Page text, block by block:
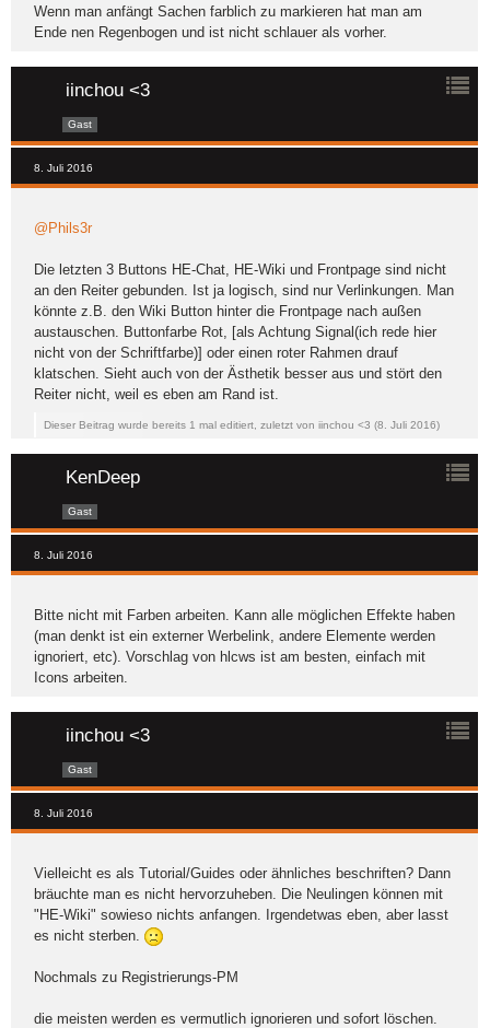
Wenn man anfängt Sachen farblich zu markieren hat man am
Ende nen Regenbogen und ist nicht schlauer als vorher.
iinchou <3
Gast
8. Juli 2016
@Phils3r
Die letzten 3 Buttons HE-Chat, HE-Wiki und Frontpage sind nicht
an den Reiter gebunden. Ist ja logisch, sind nur Verlinkungen. Man
könnte z.B. den Wiki Button hinter die Frontpage nach außen
austauschen. Buttonfarbe Rot, [als Achtung Signal(ich rede hier
nicht von der Schriftfarbe)] oder einen roter Rahmen drauf
klatschen. Sieht auch von der Ästhetik besser aus und stört den
Reiter nicht, weil es eben am Rand ist.
Dieser Beitrag wurde bereits 1 mal editiert, zuletzt von iinchou <3 (8. Juli 2016)
KenDeep
Gast
8. Juli 2016
Bitte nicht mit Farben arbeiten. Kann alle möglichen Effekte haben
(man denkt ist ein externer Werbelink, andere Elemente werden
ignoriert, etc). Vorschlag von hlcws ist am besten, einfach mit
Icons arbeiten.
iinchou <3
Gast
8. Juli 2016
Vielleicht es als Tutorial/Guides oder ähnliches beschriften? Dann
bräuchte man es nicht hervorzuheben. Die Neulingen können mit
"HE-Wiki" sowieso nichts anfangen. Irgendetwas eben, aber lasst
es nicht sterben.
Nochmals zu Registrierungs-PM
die meisten werden es vermutlich ignorieren und sofort löschen.